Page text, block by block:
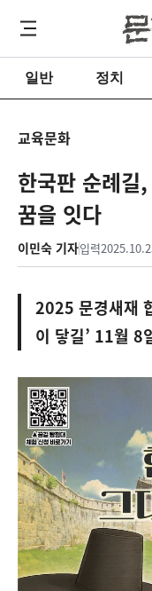
일반 정치
교육문화
한국판 순례길
꿈을 잇다
이민숙 기자입력
2025 문경새재
이 닿길’ 11월 8